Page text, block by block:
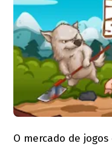
O mercado de